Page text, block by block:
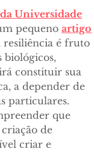
Universidade
pequeno artigo
resiliência é fruto
biológicos,
constituir sua
a depender de
particulares.
que
de
criar e